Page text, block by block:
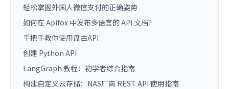
轻松掌握外国人微信支付的正确姿势
如何在 Apifox 中发布多语言的 API 文档？
手把手教你使用盘古API
创建 Python API
LangGraph 教程：初学者综合指南
构建自定义云存储：NAS厂商 REST API 使用指南